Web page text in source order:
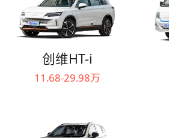
创维HT-i
11.68-29.98万